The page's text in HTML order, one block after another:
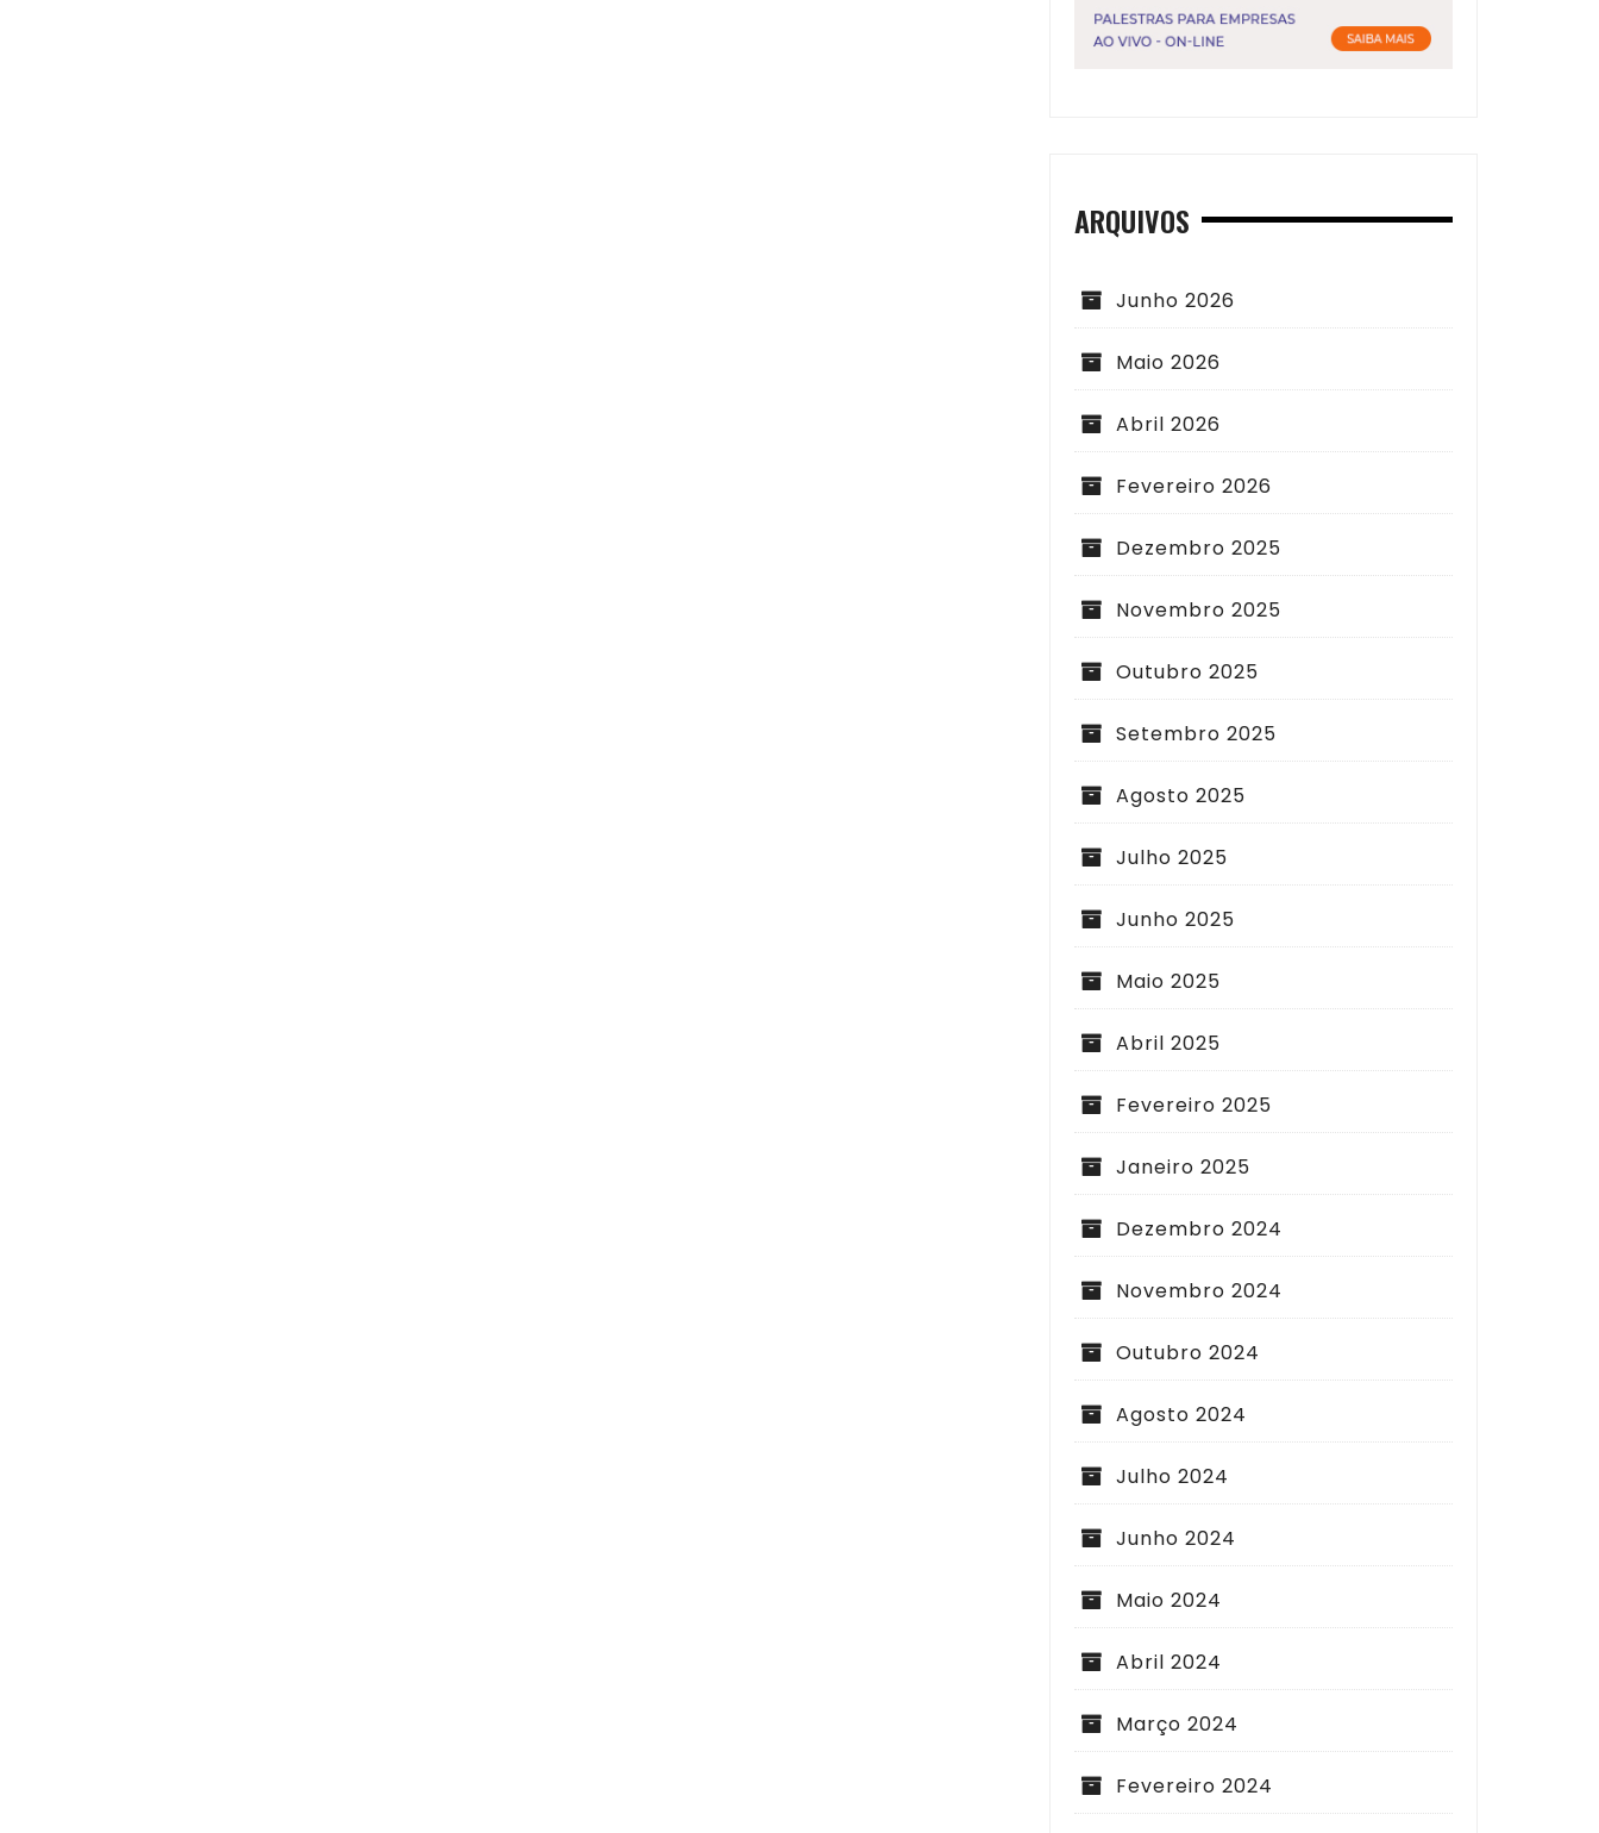
ARQUIVOS
Junho 2026
Maio 2026
Abril 2026
Fevereiro 2026
Dezembro 2025
Novembro 2025
Outubro 2025
Setembro 2025
Agosto 2025
Julho 2025
Junho 2025
Maio 2025
Abril 2025
Fevereiro 2025
Janeiro 2025
Dezembro 2024
Novembro 2024
Outubro 2024
Agosto 2024
Julho 2024
Junho 2024
Maio 2024
Abril 2024
Março 2024
Fevereiro 2024